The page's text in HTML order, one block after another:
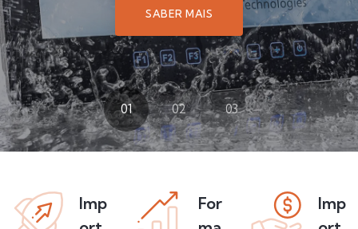
SABER MAIS
01 02 03
Imp
For
Imp